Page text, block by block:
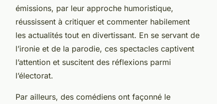
émissions, par leur approche humoristique,
réussissent à critiquer et commenter habilement
les actualités tout en divertissant. En se servant de
l’ironie et de la parodie, ces spectacles captivent
l’attention et suscitent des réflexions parmi
l’électorat.
Par ailleurs, des comédiens ont façonné le